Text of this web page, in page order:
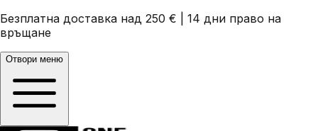
Безплатна доставка над 250 €
14 дни право на
връщане
Отвори меню